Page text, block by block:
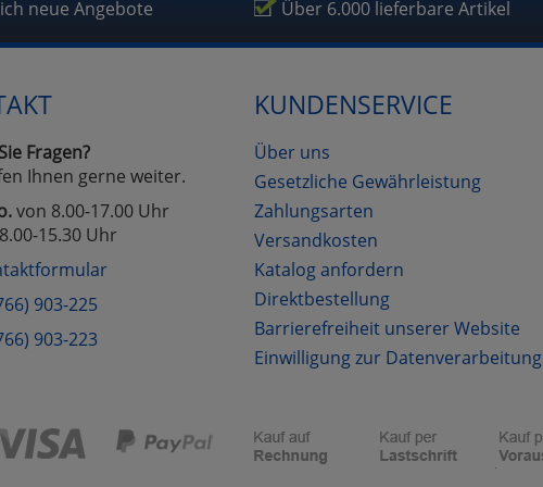
neue Angebote Über 6.000 lieferbare Artikel
Fragen?
Ihnen gerne weiter.
von 8.00-17.00 Uhr
15.30 Uhr
903-225
903-223
KUNDENSERVICE
Über uns
Gesetzliche Gewährleistung
Zahlungsarten
Versandkosten
Katalog anfordern
Direktbestellung
Barrierefreiheit unserer Website
Einwilligung zur Datenverarbeitung